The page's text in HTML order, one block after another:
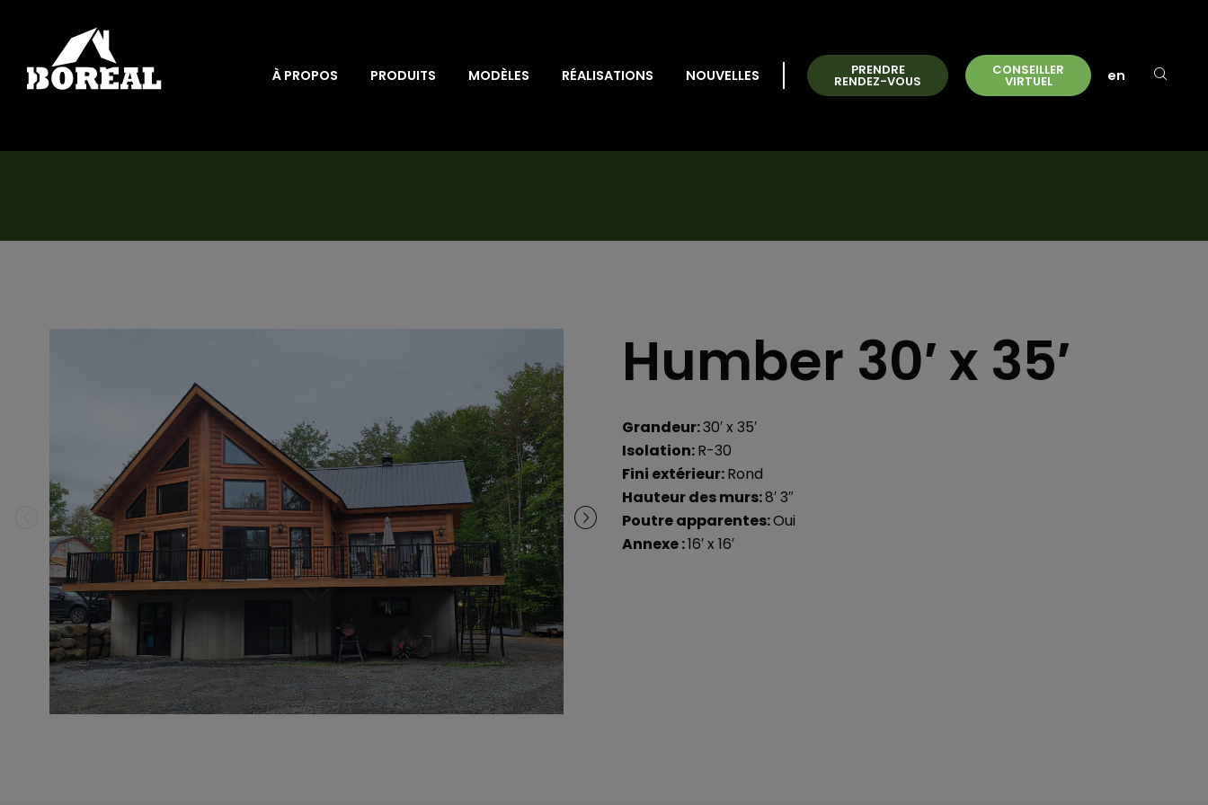
À PROPOS PRODUITS MODÈLES RÉALISATIONS NOUVELLES PRENDRE
RENDEZ-VOUS
CONSEILLER
VIRTUEL en
Humber 30′ x 35′
Grandeur:30′ x 35′
Isolation:R-30
Fini extérieur:Rond
Hauteur des murs:8′ 3″
Poutre apparentes:Oui
Annexe :16′ x 16′